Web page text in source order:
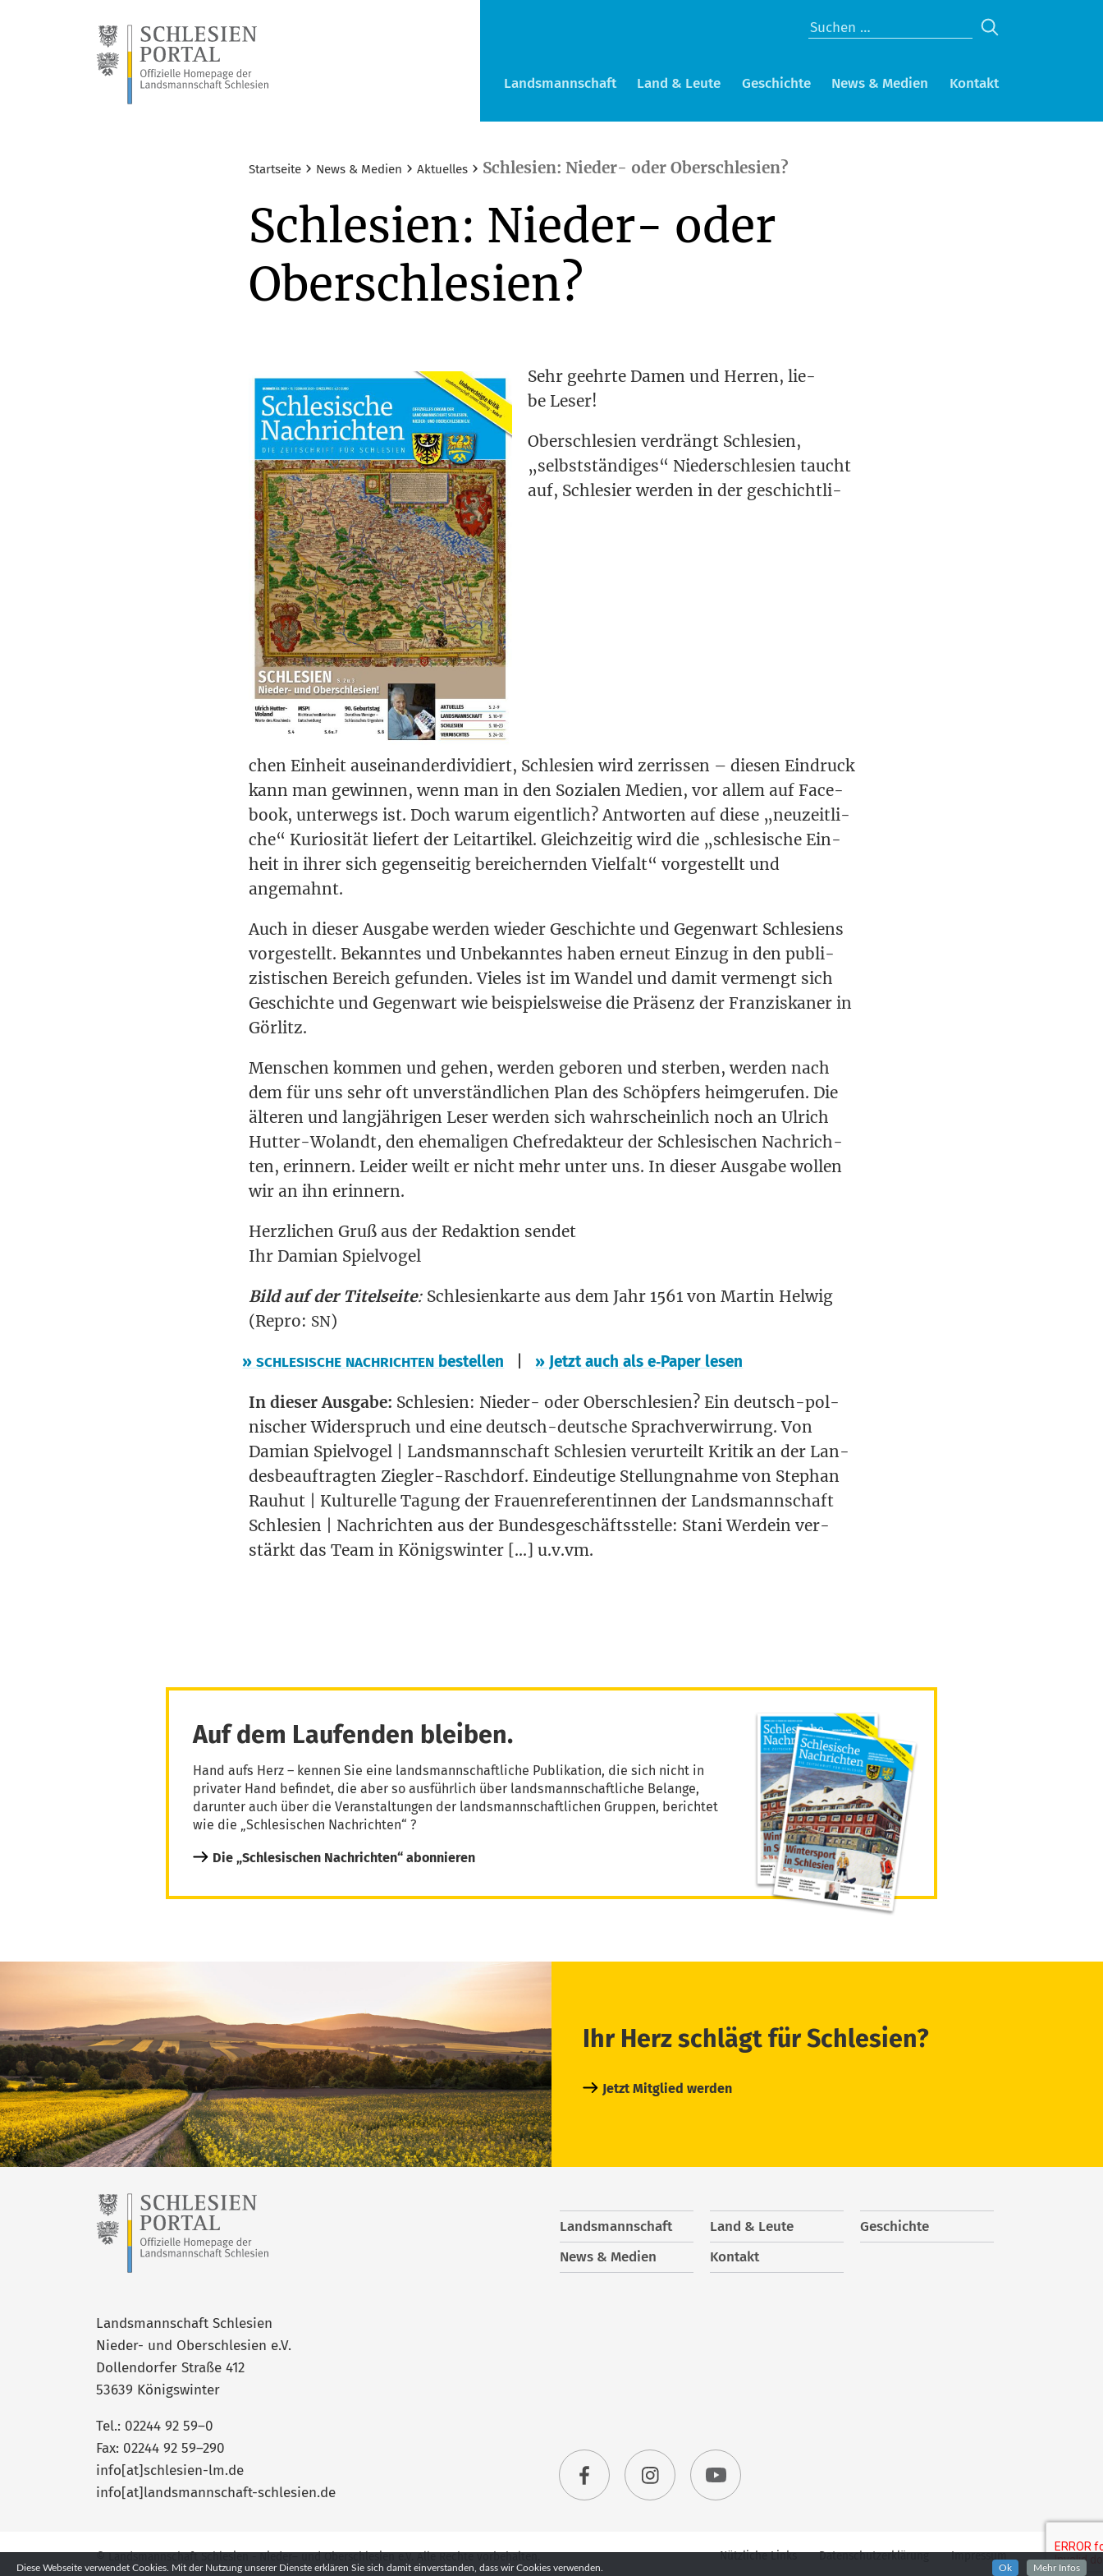
Landsmannschaft Land & Leute Geschichte News & Medien Kontakt
Startseite › News & Medien › Aktuelles › Schlesien: Nieder- oder Oberschlesien?
Schlesien: Nieder- oder
Oberschlesien?
Sehr geehr­te Damen und Her­ren, lie­
be Leser!
Ober­schle­si­en ver­drängt Schle­si­en,
„selbst­stän­di­ges“ Nie­der­schle­si­en taucht
auf, Schle­si­er wer­den in der geschicht­li­
chen Ein­heit aus­ein­an­der­di­vi­diert, Schle­si­en wird zer­ris­sen – die­sen Ein­druck
kann man gewin­nen, wenn man in den Sozia­len Medi­en, vor allem auf Face­
book, unter­wegs ist. Doch war­um eigent­lich? Ant­wor­ten auf die­se „neu­zeit­li­
che“ Kurio­si­tät lie­fert der Leit­ar­ti­kel. Gleich­zei­tig wird die „schle­si­sche Ein­
heit in ihrer sich gegen­sei­tig berei­chern­den Viel­falt“ vor­ge­stellt und
angemahnt.
Auch in die­ser Aus­ga­be wer­den wie­der Geschich­te und Gegen­wart Schle­si­ens
vor­ge­stellt. Bekann­tes und Unbe­kann­tes haben erneut Ein­zug in den publi­
zis­ti­schen Bereich gefun­den. Vie­les ist im Wan­del und damit ver­mengt sich
Geschich­te und Gegen­wart wie bei­spiels­wei­se die Prä­senz der Fran­zis­ka­ner in
Görlitz.
Men­schen kom­men und gehen, wer­den gebo­ren und ster­ben, wer­den nach
dem für uns sehr oft unver­ständ­li­chen Plan des Schöp­fers heim­ge­ru­fen. Die
älte­ren und lang­jäh­ri­gen Leser wer­den sich wahr­schein­lich noch an Ulrich
Hut­ter-Wolandt, den ehe­ma­li­gen Chef­re­dak­teur der Schle­si­schen Nach­rich­
ten, erin­nern. Lei­der weilt er nicht mehr unter uns. In die­ser Aus­ga­be wol­len
wir an ihn erinnern.
Herz­li­chen Gruß aus der Redak­ti­on sen­det
Ihr Dami­an Spielvogel
Bild auf der Titel­sei­te: Schle­si­en­kar­te aus dem Jahr 1561 von Mar­tin Hel­wig
(Repro: SN)
» SCHLESISCHE NACHRICHTEN bestel­len |» Jetzt auch als e‑Paper lesen
In die­ser Aus­ga­be: Schle­si­en: Nie­der- oder Ober­schle­si­en? Ein deutsch-pol­
ni­scher Wider­spruch und eine deutsch-deut­sche Sprach­ver­wir­rung. Von
Dami­an Spiel­vo­gel | Lands­mann­schaft Schle­si­en ver­ur­teilt Kri­tik an der Lan­
des­be­auf­trag­ten Zieg­ler-Rasch­dorf. Ein­deu­ti­ge Stel­lung­nah­me von Ste­phan
Rau­hut | Kul­tu­rel­le Tagung der Frau­en­re­fe­ren­tin­nen der Lands­mann­schaft
Schle­si­en | Nach­rich­ten aus der Bun­des­ge­schäfts­stel­le: Sta­ni Werde­in ver­
stärkt das Team in Königs­win­ter […] u.v.vm.
Auf dem Laufenden bleiben.
Hand aufs Herz – kennen Sie eine landsmannschaftliche Publikation, die sich nicht in
privater Hand befindet, die aber so ausführlich über landsmannschaftliche Belange,
darunter auch über die Veranstaltungen der landsmannschaftlichen Gruppen, berichtet
wie die „Schlesischen Nachrichten“ ?
Die „Schlesischen Nachrichten“ abonnieren
Ihr Herz schlägt für Schlesien?
Jetzt Mitglied werden
Landsmannschaft Schlesien
Nieder- und Oberschlesien e.V.
Dollendorfer Straße 412
53639 Königswinter
Tel.: 02244 92 59–0
Fax: 02244 92 59–290
info[at]schlesien-lm.de
info[at]landsmannschaft-schlesien.de
Landsmannschaft Land & Leute
Geschichte
News & Medien
Kontakt
© Landsmannschaft Schlesien - Nieder– und Oberschlesien e.V. Alle Rechte vorbehalten. Nützliche Links Datenschutzerklärung Impressum
Diese Webseite verwendet Cookies. Mit der Nutzung unserer Dienste erklären Sie sich damit einverstanden, dass wir Cookies verwenden. Ok Mehr Infos